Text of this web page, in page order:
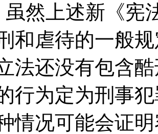
虽然上述新《宪
和虐待的一般
法还没有包含
行为定为刑事
情况可能会证